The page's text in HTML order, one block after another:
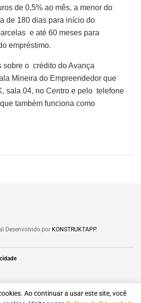
de 0,5% ao mês, a menor do
de 180 dias para início do
e até 60 meses para
empréstimo.
sobre o crédito do Avança
Mineira do Empreendedor que
sala 04, no Centro e pelo telefone
também funciona como
Desenvolvido por KONSTRUKTAPP.
Ao continuar a usar este site, você